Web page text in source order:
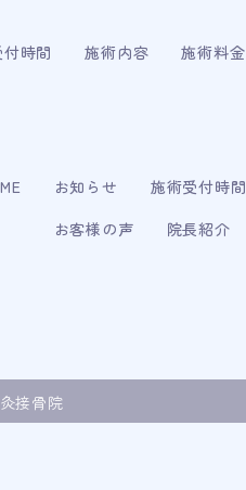
時間 施術内容 施術料金
お知らせ 施術受付時間
お客様の声
院長紹介
接骨院